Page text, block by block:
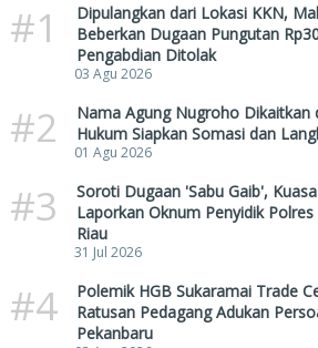
#1
Dipulangkan dari Lokasi KKN,
Beberkan Dugaan Pungutan
Pengabdian Ditolak
03 Agu 2026
#2
Nama Agung Nugroho Dikaitkan
Hukum Siapkan Somasi dan
01 Agu 2026
#3
Soroti Dugaan 'Sabu Gaib',
Laporkan Oknum Penyidik
Riau
31 Jul 2026
#4
Polemik HGB Sukaramai Trade
Ratusan Pedagang Adukan
Pekanbaru